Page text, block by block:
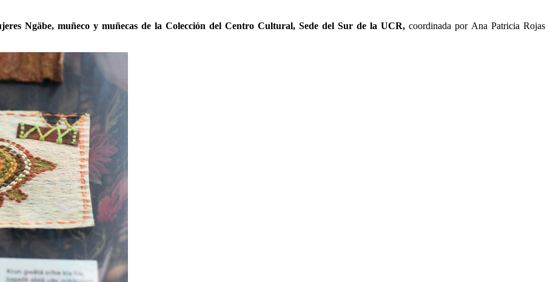
Ngäbe, muñeco y muñecas de la Colección del Centro Cultural, Sede del Sur de la UCR, coordinada por Ana Patricia Rojas